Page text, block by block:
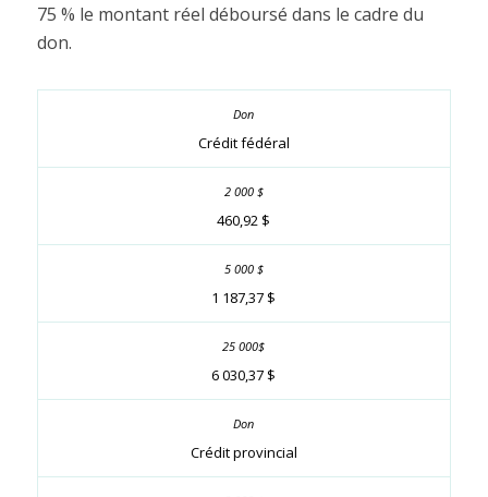
75 % le montant réel déboursé dans le cadre du
don.
Crédit fédéral
460,92 $
1 187,37 $
6 030,37 $
Crédit provincial